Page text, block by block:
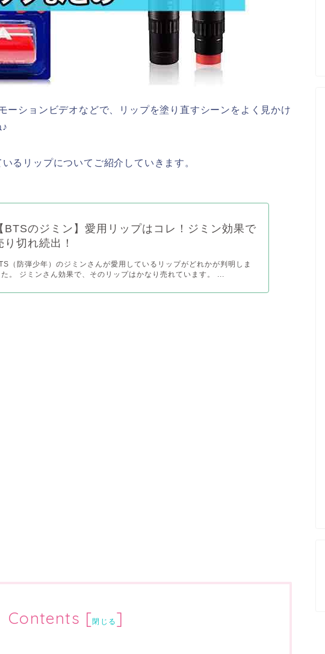
ーションビデオなどで、リップを塗り直すシーンをよく見かけ
るリップについてご紹介していきます。
BTSのジミン】愛用リップはコレ！ジミン効果で
り切れ続出！
（防弾少年）のジミンさんが愛用しているリップがどれかが判明しま
た。 ジミンさん効果で、そのリップはかなり売れています。 ...
Contents [閉じる ]